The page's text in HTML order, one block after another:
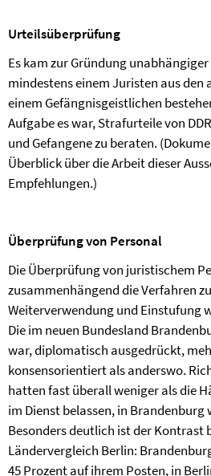
Urteilsüberprüfung
Es kam zur Gründung unabhängiger
mindestens einem Juristen aus den
einem Gefängnisgeistlichen
Aufgabe es war, Strafurteile von
und Gefangene zu beraten.
Überblick über die Arbeit dieser
Empfehlungen.)
Überprüfung von Personal
Die Überprüfung von juristischem
zusammenhängend die Verfahren
Weiterverwendung und Einstufung
Die im neuen Bundesland
war, diplomatisch ausgedrückt,
konsensorientiert als anderswo.
hatten fast überall weniger als die
im Dienst belassen, in Brandenburg
Besonders deutlich ist der Kontrast
Ländervergleich Berlin:
45 Prozent auf ihrem Posten, in